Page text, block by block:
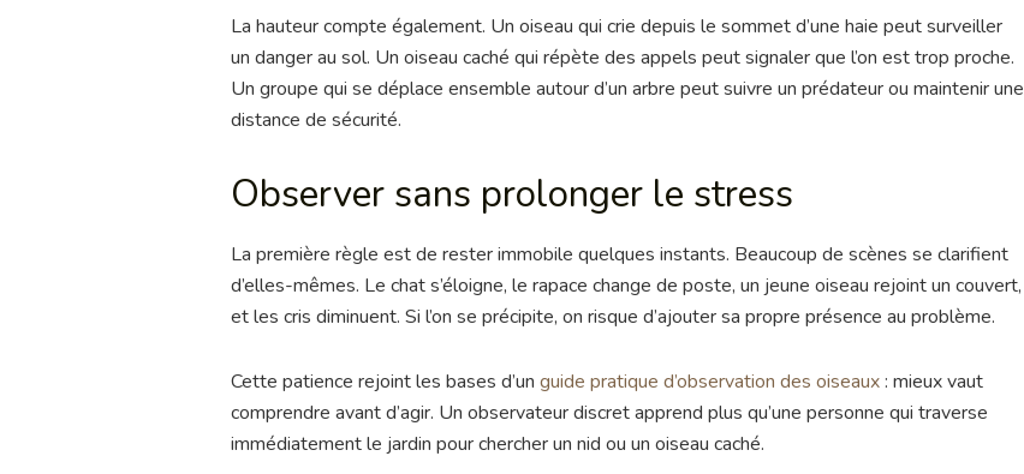
La hauteur compte également. Un oiseau qui crie depuis le sommet d’une haie peut surveiller
un danger au sol. Un oiseau caché qui répète des appels peut signaler que l’on est trop proche.
Un groupe qui se déplace ensemble autour d’un arbre peut suivre un prédateur ou maintenir une
distance de sécurité.
Observer sans prolonger le stress
La première règle est de rester immobile quelques instants. Beaucoup de scènes se clarifient
d’elles-mêmes. Le chat s’éloigne, le rapace change de poste, un jeune oiseau rejoint un couvert,
et les cris diminuent. Si l’on se précipite, on risque d’ajouter sa propre présence au problème.
Cette patience rejoint les bases d’un guide pratique d’observation des oiseaux: mieux vaut
comprendre avant d’agir. Un observateur discret apprend plus qu’une personne qui traverse
immédiatement le jardin pour chercher un nid ou un oiseau caché.